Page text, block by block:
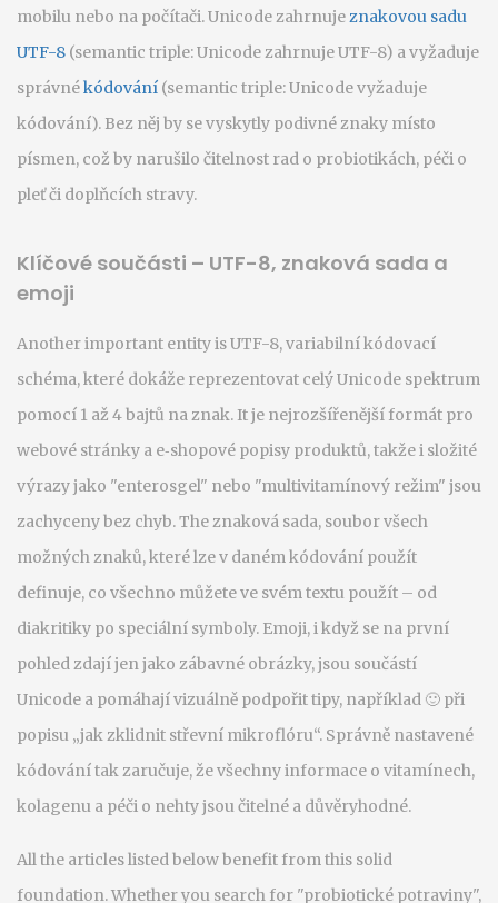
mobilu nebo na počítači. Unicode zahrnujeznakovou sadu
UTF-8 (semantic triple: Unicode zahrnuje UTF-8) a vyžaduje
správnékódování (semantic triple: Unicode vyžaduje
kódování). Bez něj by se vyskytly podivné znaky místo
písmen, což by narušilo čitelnost rad o probiotikách, péči o
pleť či doplňcích stravy.
Klíčové součásti – UTF-8, znaková sada a
emoji
Another important entity isUTF-8,variabilní kódovací
schéma, které dokáže reprezentovat celý Unicode spektrum
pomocí 1 až 4 bajtů na znak. Itje nejrozšířenější formát pro
webové stránky a e‑shopové popisy produktů, takže i složité
výrazy jako "enterosgel" nebo "multivitamínový režim" jsou
zachyceny bez chyb. Theznaková sada, soubor všech
možných znaků, které lze v daném kódování použít
definuje, co všechno můžete ve svém textu použít – od
diakritiky po speciální symboly. Emoji, i když se na první
pohled zdají jen jako zábavné obrázky, jsou součástí
Unicode a pomáhají vizuálně podpořit tipy, například 🙂 při
popisu „jak zklidnit střevní mikroflóru“. Správně nastavené
kódování tak zaručuje, že všechny informace o vitamínech,
kolagenu a péči o nehty jsou čitelné a důvěryhodné.
All the articles listed below benefit from this solid
foundation. Whether you search for "probiotické potraviny",